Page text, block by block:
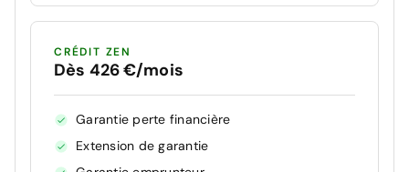
CRÉDIT ZEN
Dès 426 €/mois
Garantie perte financière
Extension de garantie